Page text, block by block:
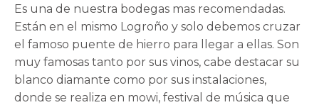
Es una de nuestra bodegas mas recomendadas.
Están en el mismo Logroño y solo debemos cruzar
el famoso puente de hierro para llegar a ellas. Son
muy famosas tanto por sus vinos, cabe destacar su
blanco diamante como por sus instalaciones,
donde se realiza en mowi, festival de música que